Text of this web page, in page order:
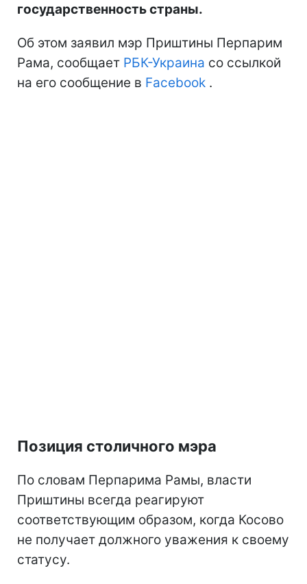
государственность страны.
Об этом заявил мэр Приштины Перпарим
Рама, сообщает РБК-Украина со ссылкой
на его сообщение в Facebook .
Позиция столичного мэра
По словам Перпарима Рамы, власти
Приштины всегда реагируют
соответствующим образом, когда Косово
не получает должного уважения к своему
статусу.